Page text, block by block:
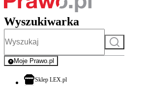
Wyszukiwarka
Szukaj
Moje Prawo.pl
- rejestracja i logowanie do serwisu
Sklep LEX.plotwiera się w nowej karcie